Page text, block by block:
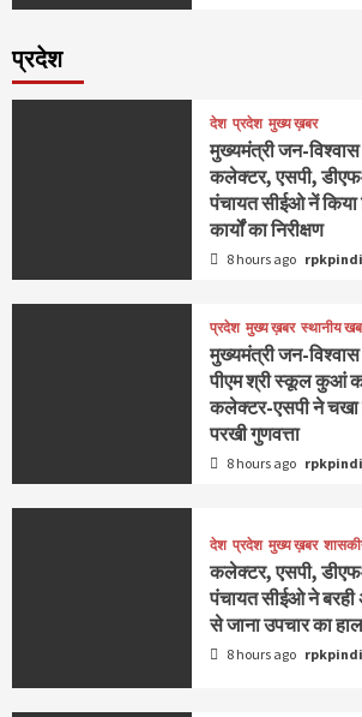
प्रदेश
देश प्रदेश मुख्य ख़बर
मुख्यमंत्री जन-
कलेक्टर, एसपी,
पंचायत सीईओ नें किया
कार्यों का निरीक्षण
8 hours ago
प्रदेश मुख्य ख़बर स्थानीय
मुख्यमंत्री जन-
पीएम श्री स्कूल कुआं
कलेक्टर-एसपी ने चखा
परखी गुणवत्ता
8 hours ago
देश प्रदेश मुख्य ख़बर
कलेक्टर, एसपी,
पंचायत सीईओ ने बरही
से जाना उपचार का हाल
8 hours ago